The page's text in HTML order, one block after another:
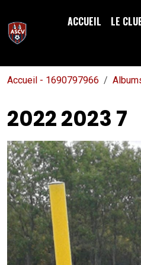
ACCUEIL LE
Accueil - 1690797966
2022 2023 7